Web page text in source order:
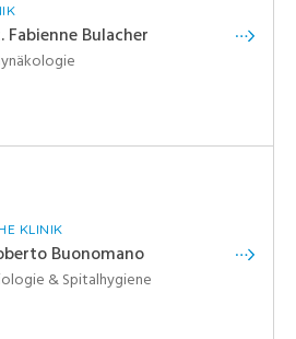
Bulacher
KLINIK
Buonomano
& Spitalhygiene